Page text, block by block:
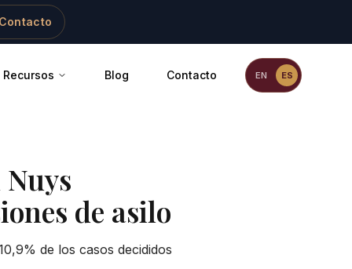
Recursos Blog Contacto ES
EN
de asilo
de los casos decididos